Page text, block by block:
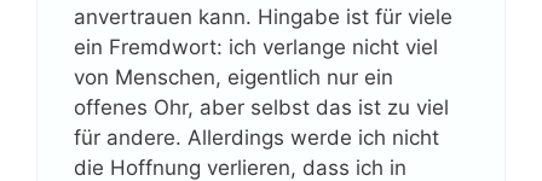
anvertrauen kann. Hingabe ist für viele
ein Fremdwort: ich verlange nicht viel
von Menschen, eigentlich nur ein
offenes Ohr, aber selbst das ist zu viel
für andere. Allerdings werde ich nicht
die Hoffnung verlieren, dass ich in